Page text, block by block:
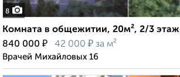
8
Комната в общежитии, 20м², 2/3 этаж
840 000 ₽ 42 000 ₽ за м²
Врачей Михайловых 16